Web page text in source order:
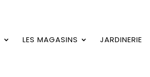
LES MAGASINS JARDINERIE